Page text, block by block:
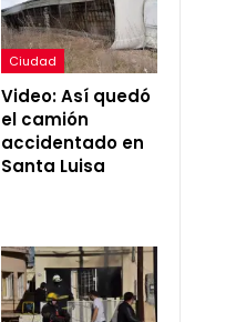
Ciudad
Video: Así quedó
el camión
accidentado en
Santa Luisa